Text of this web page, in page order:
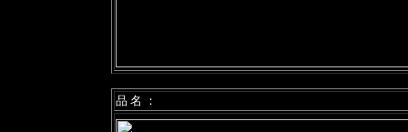
品 名 ：